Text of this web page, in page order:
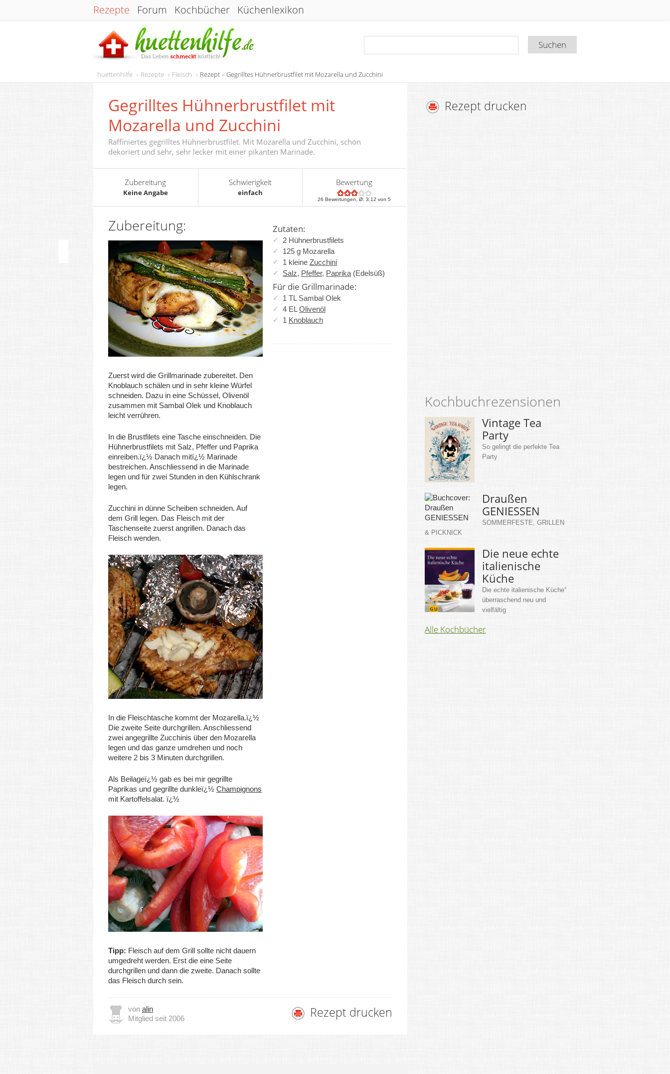
Rezepte Forum Kochbücher Küchenlexikon
huettenhilfe Rezepte Fleisch Rezept – Gegrilltes Hühnerbrustfilet mit Mozarella und Zucchini
Gegrilltes Hühnerbrustfilet mit
Mozarella und Zucchini
Raffiniertes gegrilltes Hühnerbrustfilet. Mit Mozarella und Zucchini, schön
dekoriert und sehr, sehr lecker mit einer pikanten Marinade.
Zubereitung
Keine Angabe
Schwierigkeit
einfach
Bewertung
26 Bewertungen, Ø:3,12 von 5
Zutaten:
2 Hühnerbrustfilets
125 g Mozarella
1 kleine Zucchini
Salz, Pfeffer, Paprika (Edelsüß)
Für die Grillmarinade:
1 TL Sambal Olek
4 EL Olivenöl
1 Knoblauch
Zubereitung:
Zuerst wird die Grillmarinade zubereitet. Den
Knoblauch schälen und in sehr kleine Würfel
schneiden. Dazu in eine Schüssel, Olivenöl
zusammen mit Sambal Olek und Knoblauch
leicht verrühren.
In die Brustfilets eine Tasche einschneiden. Die
Hühnerbrustfilets mit Salz, Pfeffer und Paprika
einreiben.ï¿½ Danach mitï¿½ Marinade
bestreichen. Anschliessend in die Marinade
legen und für zwei Stunden in den Kühlschrank
legen.
Zucchini in dünne Scheiben schneiden. Auf
dem Grill legen. Das Fleisch mit der
Taschenseite zuerst angrillen. Danach das
Fleisch wenden.
In die Fleischtasche kommt der Mozarella.ï¿½
Die zweite Seite durchgrillen. Anschliessend
zwei angegrillte Zucchinis über den Mozarella
legen und das ganze umdrehen und noch
weitere 2 bis 3 Minuten durchgrillen.
Als Beilageï¿½ gab es bei mir gegrillte
Paprikas und gegrillte dunkleï¿½ Champignons
mit Kartoffelsalat. ï¿½
Tipp: Fleisch auf dem Grill sollte nicht dauern
umgedreht werden. Erst die eine Seite
durchgrillen und dann die zweite. Danach sollte
das Fleisch durch sein.
von alin
Mitglied seit 2006
Rezept drucken
Rezept drucken
Kochbuchrezensionen
Vintage Tea
Party
So gelingt die perfekte Tea
Party
Draußen
GENIESSEN
SOMMERFESTE, GRILLEN
& PICKNICK
Die neue echte
italienische
Küche
Die echte italienische Küche“
überraschend neu und
vielfältig
Alle Kochbücher